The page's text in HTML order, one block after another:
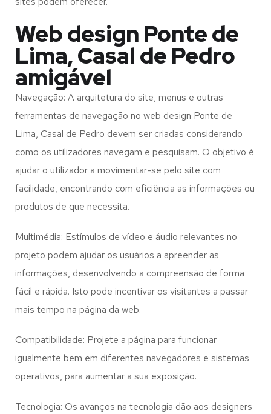
Web design Ponte de
Lima, Casal de Pedro
amigável
Navegação: A arquitetura do site, menus e outras
ferramentas de navegação no web design Ponte de
Lima, Casal de Pedro devem ser criadas considerando
como os utilizadores navegam e pesquisam. O objetivo é
ajudar o utilizador a movimentar-se pelo site com
facilidade, encontrando com eficiência as informações ou
produtos de que necessita.
Multimédia: Estímulos de vídeo e áudio relevantes no
projeto podem ajudar os usuários a apreender as
informações, desenvolvendo a compreensão de forma
fácil e rápida. Isto pode incentivar os visitantes a passar
mais tempo na página da web.
Compatibilidade: Projete a página para funcionar
igualmente bem em diferentes navegadores e sistemas
operativos, para aumentar a sua exposição.
Tecnologia: Os avanços na tecnologia dão aos designers